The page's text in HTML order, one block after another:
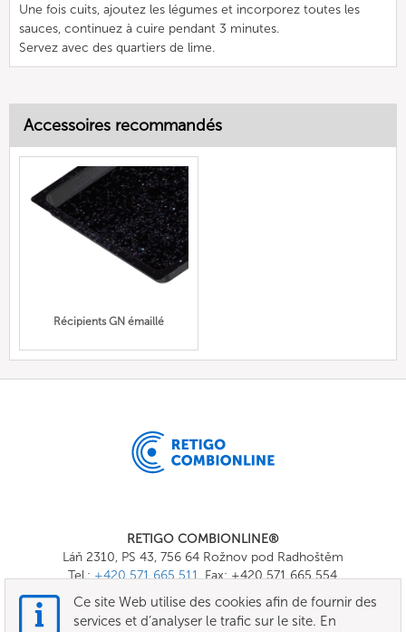
Une fois cuits, ajoutez les légumes et incorporez toutes les
sauces, continuez à cuire pendant 3 minutes.
Servez avec des quartiers de lime.
Accessoires recommandés
Récipients GN émaillé
RETIGO COMBIONLINE®
Láň 2310, PS 43, 756 64 Rožnov pod Radhoštěm
Tel.:+420 571 665 511, Fax: +420 571 665 554
E-mail:
info@combionline.com
Ce site Web utilise des cookies afin de fournir des
services et d’analyser le trafic sur le site. En